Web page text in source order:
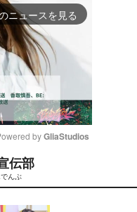
ニュースを見る
t
e
by GliaStudios
伝部
んぶ